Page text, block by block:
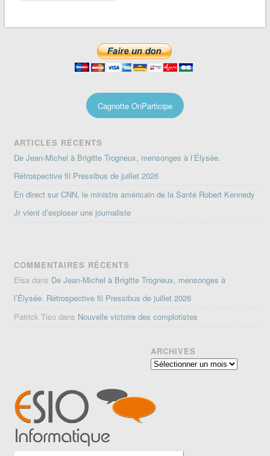
Cagnotte OnParticipe
ARTICLES RÉCENTS
De Jean-Michel à Brigitte Trogneux, mensonges à l’Élysée.
Rétrospective fil Pressibus de juillet 2026
En direct sur CNN, le ministre américain de la Santé Robert Kennedy
Jr vient d’exploser une journaliste
COMMENTAIRES RÉCENTS
Elsa dans De Jean-Michel à Brigitte Trogneux, mensonges à
l’Élysée. Rétrospective fil Pressibus de juillet 2026
Patrick Tiso dans Nouvelle victoire des complotistes
ARCHIVES
Archives